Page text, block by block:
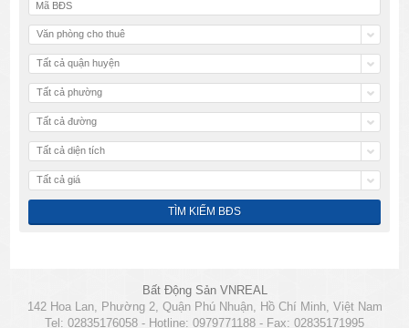
Văn phòng cho thuê
Tất cả quận huyện
Tất cả phường
Tất cả đường
Tất cả diện tích
Tất cả giá
Bất Động Sản VNREAL
142 Hoa Lan, Phường 2, Quận Phú Nhuận, Hồ Chí Minh, Việt Nam
Tel: 02835176058 - Hotline: 0979771188 - Fax: 02835171995